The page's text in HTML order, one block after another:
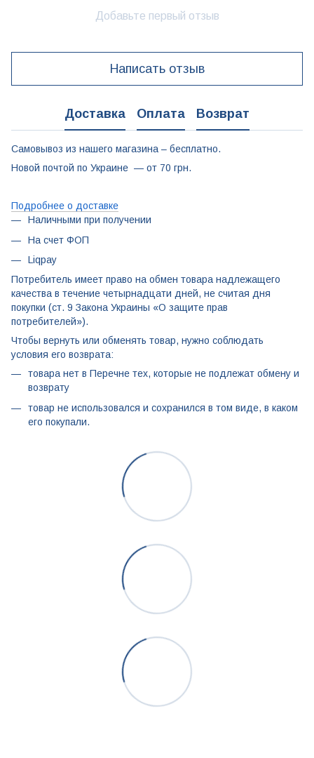
Добавьте первый отзыв
Написать отзыв
Доставка Оплата Возврат
Самовывоз из нашего магазина – бесплатно.
Новой почтой по Украине — от 70 грн.
Подробнее о доставке
Наличными при получении
На счет ФОП
Liqpay
Потребитель имеет право на обмен товара надлежащего
качества в течение четырнадцати дней, не считая дня
покупки (ст. 9 Закона Украины «О защите прав
потребителей»).
Чтобы вернуть или обменять товар, нужно соблюдать
условия его возврата:
товара нет в Перечне тех, которые не подлежат обмену и
возврату
товар не использовался и сохранился в том виде, в каком
его покупали.